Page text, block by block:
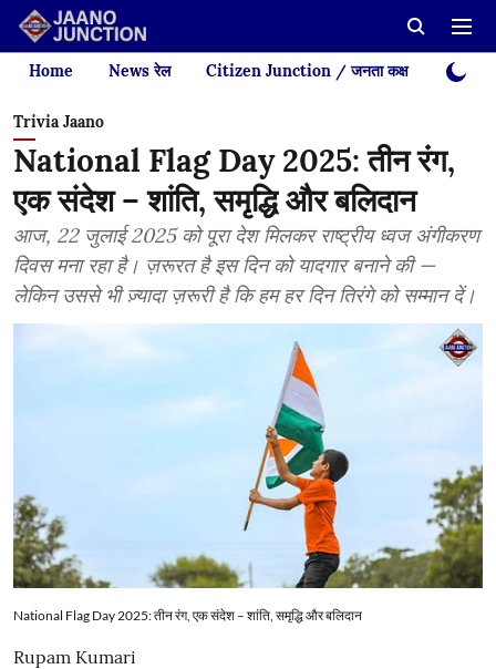
Home News रेल Citizen Junction / जनता कक्ष Videos
Trivia Jaano
National Flag Day 2025: तीन रंग,
एक संदेश – शांति, समृद्धि और बलिदान
आज, 22 जुलाई 2025 को पूरा देश मिलकर राष्ट्रीय ध्वज अंगीकरण
दिवस मना रहा है। ज़रूरत है इस दिन को यादगार बनाने की —
लेकिन उससे भी ज़्यादा ज़रूरी है कि हम हर दिन तिरंगे को सम्मान दें।
National Flag Day 2025: तीन रंग, एक संदेश – शांति, समृद्धि और बलिदान
Rupam Kumari